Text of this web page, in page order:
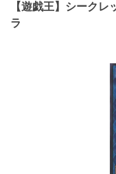
【遊戯王】シーク
ラ